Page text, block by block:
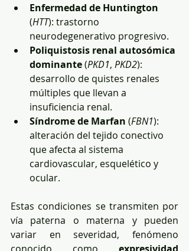
Enfermedad de Huntington
(HTT): trastorno
neurodegenerativo progresivo.
Poliquistosis renal autosómica
dominante (PKD1, PKD2):
desarrollo de quistes renales
múltiples que llevan a
insuficiencia renal.
Síndrome de Marfan (FBN1):
alteración del tejido conectivo
que afecta al sistema
cardiovascular, esquelético y
ocular.
Estas condiciones se transmiten por
vía paterna o materna y pueden
variar en severidad, fenómeno